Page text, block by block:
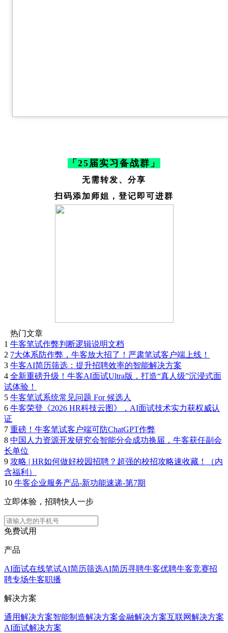
「25届实习备战群」
无需转发、分享
扫码添加师姐，登记即可进群
热门文章
1 牛客笔试作弊判断逻辑说明文档
2 7大体系防作弊，牛客放大招了！严肃笔试客户端上线！
3 牛客AI简历筛选：提升招聘效率的智能解决方案
4 全新重磅升级！牛客AI面试Ultra版，打造“真人级”沉浸式面
试体验！
5 牛客笔试系统常见问题 For 候选人
6 牛客荣登《2026 HR科技云图》，AI面试技术实力获权威认
证
7 重磅！牛客笔试客户端可防ChatGPT作弊
8 中国人力资源开发研究会智能分会成功换届，牛客获任副会
长单位
9 攻略 | HR如何做好校园招聘？超强的校招攻略速收藏！（内
含福利）
10 牛客企业服务产品-新功能速递-第7期
立即体验，招聘快人一步
免费试用
产品
AI面试在线笔试AI简历筛选AI简历寻聘牛客优聘牛客竞赛招
聘专场牛客职播
解决方案
通用解决方案智能制造解决方案金融解决方案互联网解决方案
AI面试解决方案